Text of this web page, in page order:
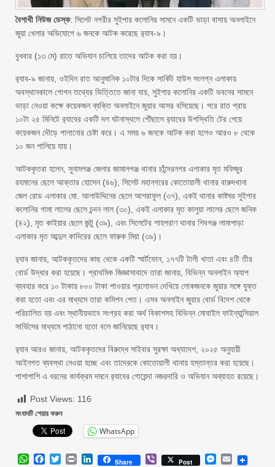
বৈশাখী নিউজ ডেস্ক: সিলেট নগরীর সুইপার কলোনির সামনে একটি ভাড়া বাসায় অনলাইনে
জুয়া খেলার অভিযোগে ৬ জনকে আটক করেছে র‌্যাব-৯।
বুধবার (১৩ মে) রাতে অভিযান চালিয়ে তাদের আটক করা হয়।
র‌্যাব-৯ জানায়, ওইদিন রাত আনুমানিক ১০টার দিকে সার্কিট হাউস সংলগ্ন এলাকায়
অবস্থানকালে গোপন তথ্যের ভিত্তিতে জানা যায়, সুইপার কলোনির একটি ভবনের সামনে
ভাড়া নেওয়া কক্ষে কয়েকজন ব্যক্তি অনলাইনে জুয়ার আসর বসিয়েছে। পরে রাত প্রায়
১০টা ২৫ মিনিটে র‌্যাবের একটি দল ঘটনাস্থলে পৌঁছালে র‌্যাবের উপস্থিতি টের পেয়ে
কয়েকজন দৌড়ে পালানোর চেষ্টা করে। এ সময় ৬ জনকে আটক করা হলেও আরও ৮ থেকে
১০ জন পালিয়ে যায়।
আটককৃতরা হলেন, সুনামগঞ্জ জেলার জামালগঞ্জ থানার চাঁন্দেরনগর এলাকার মৃত মফিজুর
রহমানের ছেলে আক্তার হোসেন (৪৬), সিলেট মহানগরের কোতোয়ালী থানার বারুদখানা
জেল রোড এলাকার মো. আলাউদ্দিনের ছেলে আশরাফুল (৩৭), একই থানার কাষ্টঘর সুইপার
কলোনির গামা লালের ছেলে চন্দন লাল (৩০), একই এলাকার মৃত কালুয়া লালের ছেলে জনিক
(৪২), মৃত কাইয়ার ছেলে জন্টু (৩৯), এবং সিলেটের শাহপরাণ থানার শিবগঞ্জ লামাপাড়া
এলাকার মৃত আব্দুল কাদিরের ছেলে ফারুক মিয়া (৩৯)।
র‌্যাব জানায়, আটককৃতদের কাছ থেকে একটি স্মার্টফোন, ১৭৭টি টালী খাতা এবং ৪টি তীর
বোর্ড উদ্ধার করা হয়েছে। প্রাথমিক জিজ্ঞাসাবাদে তারা জানায়, বিভিন্ন অনলাইন অ্যাপ
ব্যবহার করে ১০ টাকায় ৮০০ টাকা পাওয়ার প্রলোভন দেখিয়ে লোকজনকে জুয়ার সঙ্গে যুক্ত
করা হতো এবং এর মাধ্যমে তারা কমিশন পেত। এসব অনলাইন জুয়ার বোর্ড বিদেশ থেকে
পরিচালিত হয় এবং স্থানীয়ভাবে সংগ্রহ করা অর্থ বিকাশসহ বিভিন্ন মোবাইল ফাইন্যান্সিয়াল
সার্ভিসের মাধ্যমে পাঠানো হতো বলে জানিয়েছে র‌্যাব।
র‌্যাব আরও জানায়, আটককৃতদের বিরুদ্ধে সাইবার সুরক্ষা অধ্যাদেশ, ২০২৫ অনুযায়ী
আইনগত ব্যবস্থা নেওয়া হচ্ছে এবং তাদেরকে কোতোয়ালী থানায় হস্তান্তর করা হয়েছে।
পাশাপাশি এ ধরনের কার্যক্রম দমনে র‌্যাবের গোয়েন্দা নজরদারি ও অভিযান অব্যাহত রয়েছে।
Post Views: 116
সংবাদটি শেয়ার করুন
WhatsApp
WhatsApp
Facebook
Twitter
Print LinkedIn
Share ViberPost Messenger
Email